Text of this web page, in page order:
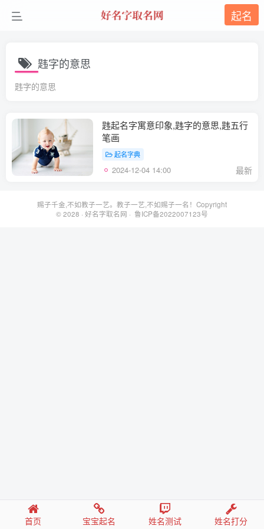
起名
韪字的意思
韪字的意思
韪起名字寓意印象,韪字的意思,韪五行
笔画
起名字典
2024-12-04 14:00 最新
赐子千金,不如教子一艺。教子一艺,不如赐子一名！Copyright
© 2028 · 好名字取名网 · 鲁ICP备2022007123号
首页 宝宝起名 姓名测试 姓名打分